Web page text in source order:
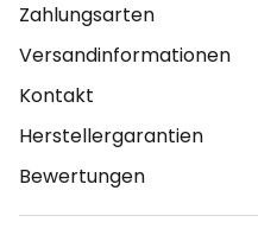
Zahlungsarten
Versandinformationen
Kontakt
Herstellergarantien
Bewertungen